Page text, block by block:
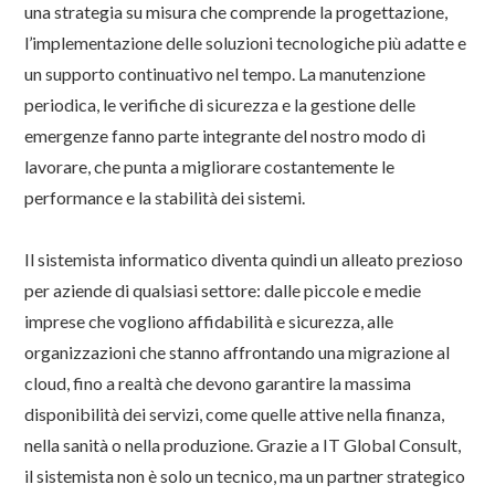
una strategia su misura che comprende la progettazione,
l’implementazione delle soluzioni tecnologiche più adatte e
un supporto continuativo nel tempo. La manutenzione
periodica, le verifiche di sicurezza e la gestione delle
emergenze fanno parte integrante del nostro modo di
lavorare, che punta a migliorare costantemente le
performance e la stabilità dei sistemi.
Il sistemista informatico diventa quindi un alleato prezioso
per aziende di qualsiasi settore: dalle piccole e medie
imprese che vogliono affidabilità e sicurezza, alle
organizzazioni che stanno affrontando una migrazione al
cloud, fino a realtà che devono garantire la massima
disponibilità dei servizi, come quelle attive nella finanza,
nella sanità o nella produzione. Grazie a IT Global Consult,
il sistemista non è solo un tecnico, ma un partner strategico